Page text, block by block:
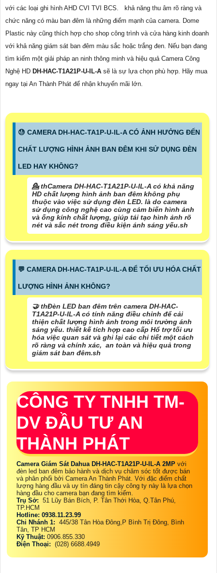
với các loại ghi hình AHD CVI TVI BCS. khả năng thu âm rõ ràng và
chức năng có màu ban đêm là những điểm mạnh của camera. Dome
Plastic này cũng thích hợp cho shop công trình và cửa hàng kinh doanh
với khả năng giám sát ban đêm màu sắc hoặc trắng đen. Nếu bạn đang
tìm kiếm một giải pháp an ninh thông minh và hiệu quả Camera Công
Nghệ HD DH-HAC-T1A21P-U-IL-A sẽ là sự lựa chọn phù hợp. Hãy mua
ngay tại An Thành Phát để nhận khuyến mãi lớn.
😓 CAMERA DH-HAC-TA1P-U-IL-A CÓ ẢNH HƯỞNG ĐẾN
CHẤT LƯỢNG HÌNH ẢNH BAN ĐÊM KHI SỬ DỤNG ĐÈN
LED HAY KHÔNG?
💁 thCamera DH-HAC-T1A21P-U-IL-A có khả năng
HD chất lượng hình ảnh ban đêm không phụ
thuộc vào việc sử dụng đèn LED. là do camera
sử dụng công nghệ cao cùng cảm biến hình ảnh
và ống kính chất lượng, giúp tái tạo hình ảnh rõ
nét và sắc nét trong điều kiện ánh sáng yếu.sh
️💬 CAMERA DH-HAC-TA1P-U-IL-A ĐỂ TỐI ƯU HÓA CHẤT
LƯỢNG HÌNH ẢNH KHÔNG?
🤝 thĐèn LED ban đêm trên camera DH-HAC-
T1A21P-U-IL-A có tính năng điều chỉnh để cải
thiện chất lượng hình ảnh trong môi trường ánh
sáng yếu. thiết kế tích hợp cao cấp Hổ trợ tối ưu
hóa việc quan sát và ghi lại các chi tiết một cách
rõ ràng và chính xác, an toàn và hiệu quả trong
giám sát ban đêm.sh
CÔNG TY TNHH TM-
DV ĐẦU TƯ AN
THÀNH PHÁT
Camera Giám Sát Dahua DH-HAC-T1A21P-U-IL-A 2MP với
đèn led ban đêm bảo hành và dịch vụ chăm sóc tốt được bán
và phân phối bởi Camera An Thành Phát. Với đặc điểm chất
lượng hàng đầu và uy tín đáng tin cậy công ty này là lựa chọn
hàng đầu cho camera bạn đang tìm kiếm.
Trụ Sở: 51 Lũy Bán Bích, P. Tân Thới Hòa, Q.Tân Phú,
TP.HCM
Hotline: 0938.11.23.99
Chi Nhánh 1: 445/38 Tân Hòa Đông,P Bình Trị Đông, Bình
Tân, TP HCM
Kỹ Thuật: 0906.855.330
Điện Thoại: (028) 6688.4949